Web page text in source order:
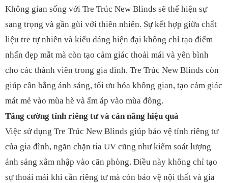
Không gian sống với Tre Trúc New Blinds sẽ thể hiện sự
sang trọng và gần gũi với thiên nhiên. Sự kết hợp giữa chất
liệu tre tự nhiên và kiểu dáng hiện đại không chỉ tạo điểm
nhấn đẹp mắt mà còn tạo cảm giác thoải mái và yên bình
cho các thành viên trong gia đình. Tre Trúc New Blinds còn
giúp cân bằng ánh sáng, tối ưu hóa không gian, tạo cảm giác
mát mẻ vào mùa hè và ấm áp vào mùa đông.
Tăng cường tính riêng tư và cản nắng hiệu quả
Việc sử dụng Tre Trúc New Blinds giúp bảo vệ tính riêng tư
của gia đình, ngăn chặn tia UV cũng như kiểm soát lượng
ánh sáng xâm nhập vào căn phòng. Điều này không chỉ tạo
sự thoải mái khi cần riêng tư mà còn bảo vệ nội thất và gia